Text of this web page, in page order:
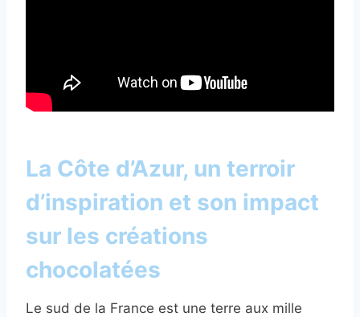
La Côte d’Azur, un terroir
d’inspiration et son impact
sur les créations
chocolatées
Le sud de la France est une terre aux mille